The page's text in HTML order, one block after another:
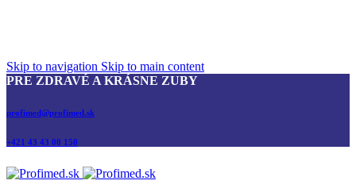
Skip to navigation Skip to main content
PRE ZDRAVÉ A KRÁSNE ZUBY
profimed@profimed.sk
+421 43 43 00 150